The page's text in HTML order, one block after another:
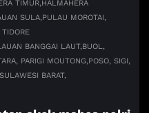
TIMUR,HALMAHERA
SULA,PULAU MOROTAI,
TIDORE
BANGGAI LAUT,BUOL,
PARIGI MOUTONG,POSO, SIGI,
SULAWESI BARAT,